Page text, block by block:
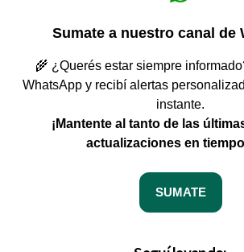
Sumate a nuestro canal de
🌾 ¿Querés estar siempre
WhatsApp y recibí alertas
instante.
¡Mantente al tanto de las
actualizaciones en
SUMATE